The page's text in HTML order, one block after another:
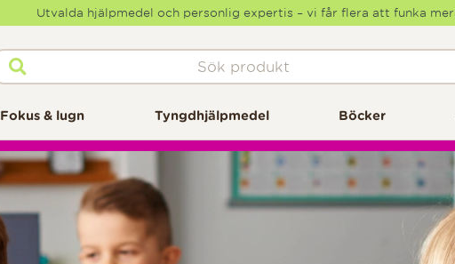
Utvalda hjälpmedel och personlig expertis – vi får flera att funka
Fokus & lugn Tyngdhjälpmedel Böcker